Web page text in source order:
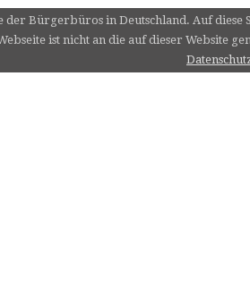
Bürgerbüros in Deutschland. Auf
ist nicht an die auf dieser Website